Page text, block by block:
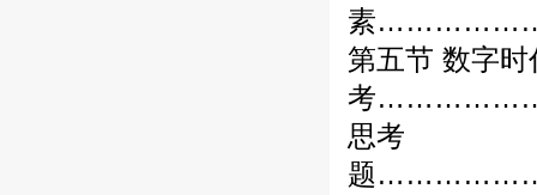
素
第五节 数字
考
思考
题